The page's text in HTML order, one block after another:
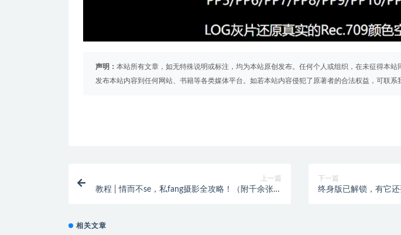
声明： 本站所有文章，如无特殊说明或标注，均为本站原创发布。任何个人或组织，在未征得本站
发布本站内容到任何网站、书籍等各类媒体平台。如若本站内容侵犯了原著者的合法权益，可联系
上一篇
教程 | 情而不se，私fang摄影全攻略！（附千余张模
下一篇
终身版已解锁，有它
相关文章